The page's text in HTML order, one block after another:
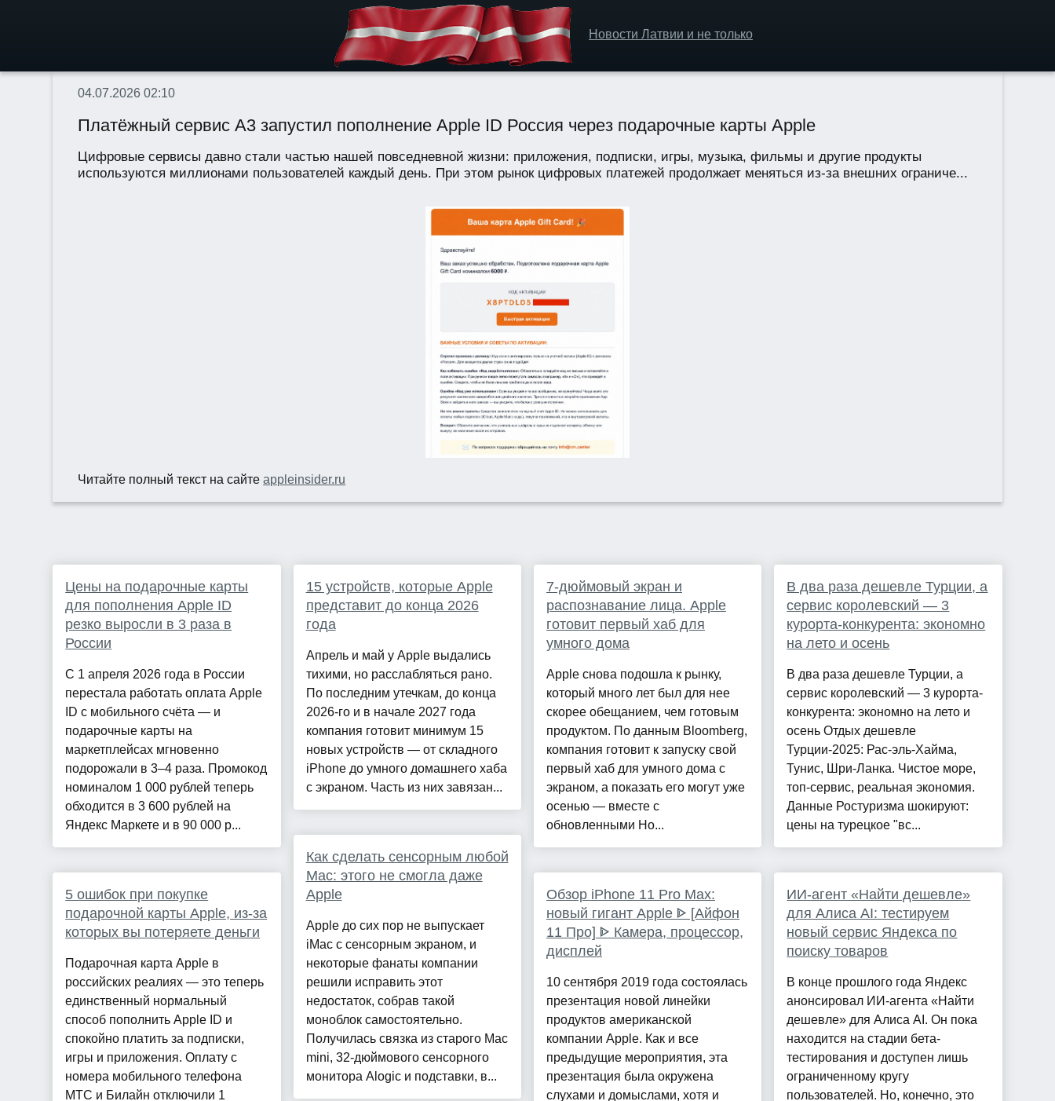
Новости Латвии и не только
04.07.2026 02:10
Платёжный сервис А3 запустил пополнение Apple ID Россия через подарочные карты Apple
Цифровые сервисы давно стали частью нашей повседневной жизни: приложения, подписки, игры, музыка, фильмы и другие продукты
используются миллионами пользователей каждый день. При этом рынок цифровых платежей продолжает меняться из-за внешних ограниче...
Читайте полный текст на сайтеappleinsider.ru
Цены на подарочные карты
для пополнения Apple ID
резко выросли в 3 раза в
России
С 1 апреля 2026 года в России
перестала работать оплата Apple
ID с мобильного счёта — и
подарочные карты на
маркетплейсах мгновенно
подорожали в 3–4 раза. Промокод
номиналом 1 000 рублей теперь
обходится в 3 600 рублей на
Яндекс Маркете и в 90 000 р...
5 ошибок при покупке
подарочной карты Apple, из-за
которых вы потеряете деньги
Подарочная карта Apple в
российских реалиях — это теперь
единственный нормальный
способ пополнить Apple ID и
спокойно платить за подписки,
игры и приложения. Оплату с
номера мобильного телефона
МТС и Билайн отключили 1
15 устройств, которые Apple
представит до конца 2026
года
Апрель и май у Apple выдались
тихими, но расслабляться рано.
По последним утечкам, до конца
2026-го и в начале 2027 года
компания готовит минимум 15
новых устройств — от складного
iPhone до умного домашнего хаба
с экраном. Часть из них завязан...
Как сделать сенсорным любой
Mac: этого не смогла даже
Apple
Apple до сих пор не выпускает
iMac с сенсорным экраном, и
некоторые фанаты компании
решили исправить этот
недостаток, собрав такой
моноблок самостоятельно.
Получилась связка из старого Mac
mini, 32-дюймового сенсорного
монитора Alogic и подставки, в...
7-дюймовый экран и
распознавание лица. Apple
готовит первый хаб для
умного дома
Apple снова подошла к рынку,
который много лет был для нее
скорее обещанием, чем готовым
продуктом. По данным Bloomberg,
компания готовит к запуску свой
первый хаб для умного дома с
экраном, а показать его могут уже
осенью — вместе с
обновленными Ho...
Обзор iPhone 11 Pro Max:
новый гигант Apple ᐈ [Айфон
11 Про] ᐈ Камера, процессор,
дисплей
10 сентября 2019 года состоялась
презентация новой линейки
продуктов американской
компании Apple. Как и все
предыдущие мероприятия, эта
презентация была окружена
слухами и домыслами, хотя и
В два раза дешевле Турции, а
сервис королевский — 3
курорта-конкурента: экономно
на лето и осень
В два раза дешевле Турции, а
сервис королевский — 3 курорта-
конкурента: экономно на лето и
осень Отдых дешевле
Турции-2025: Рас-эль-Хайма,
Тунис, Шри-Ланка. Чистое море,
топ-сервис, реальная экономия.
Данные Ростуризма шокируют:
цены на турецкое "вс...
ИИ-агент «Найти дешевле»
для Алиса AI: тестируем
новый сервис Яндекса по
поиску товаров
В конце прошлого года Яндекс
анонсировал ИИ-агента «Найти
дешевле» для Алиса AI. Он пока
находится на стадии бета-
тестирования и доступен лишь
ограниченному кругу
пользователей. Но, конечно, это